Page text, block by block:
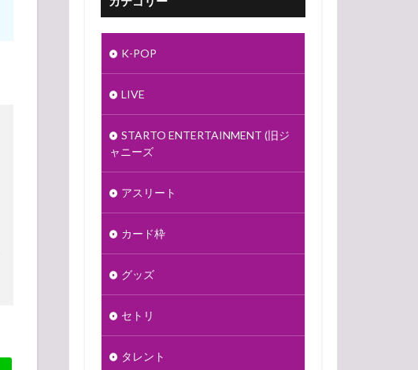
K-POP
LIVE
STARTO ENTERTAINMENT (旧ジ
ャニーズ
アスリート
カード枠
グッズ
セトリ
タレント